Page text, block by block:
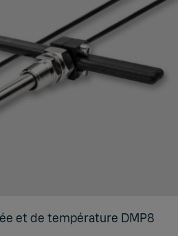
et de tem­pé­ra­ture DMP8